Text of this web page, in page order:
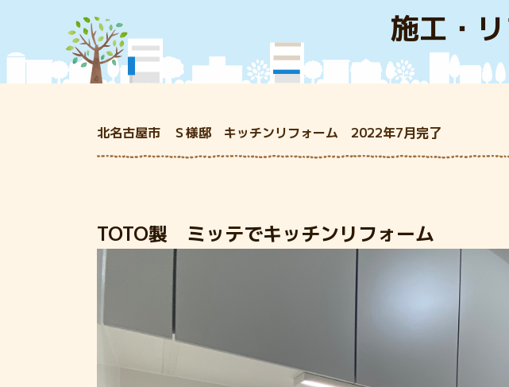
施工・
北名古屋市 Ｓ様邸 キッチンリフォーム 2022年7月完了
TOTO製 ミッテでキッチンリフォーム